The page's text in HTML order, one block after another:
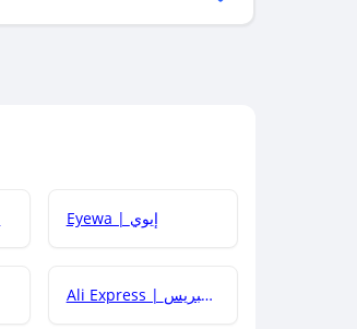
Eyewa | إيوي
Ali Express | علي إكسبريس